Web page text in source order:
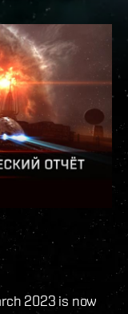
2023 is now